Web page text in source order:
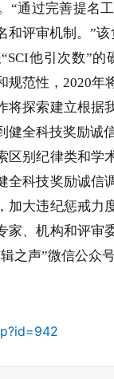
“通过完善提名
和评审机制。”
SCI他引次数”的
规范性， 2020年
将探索建立根
健全科技奖励诚
区别纪律类和
全科技奖励诚
加大违纪惩戒
家、机构和评
之声”微信公众